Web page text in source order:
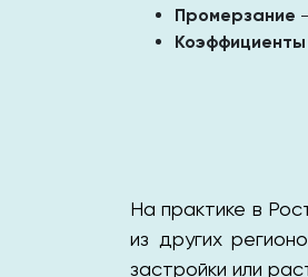
Промерзание
Коэффициенты
На практике в
из других
застройки или